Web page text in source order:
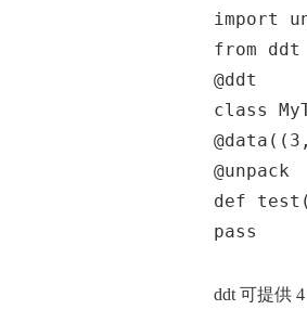
import
from ddt
@ddt
class
@unpack
def
pass
ddt 可提供